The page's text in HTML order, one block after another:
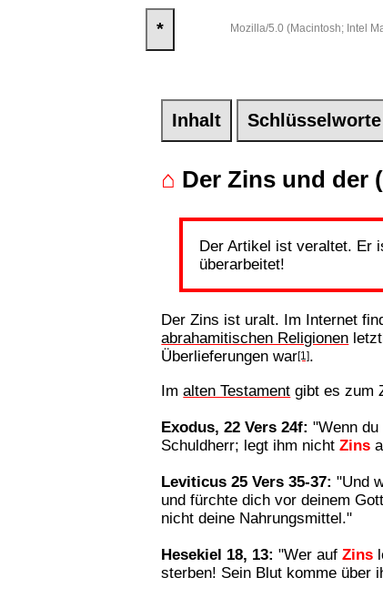
* Mozilla/5.0 (Macintosh; Intel
Inhalt Schlüsselworte
⌂ Der Zins und der
Der Artikel ist veraltet. Er
überarbeitet!
Der Zins ist uralt. Im Internet
abrahamitischen Religionen
Überlieferungen war[1].
Imalten Testament gibt es zum
Exodus, 22 Vers 24f: "Wenn
Schuldherr; legt ihm nichtZins
Leviticus 25 Vers 35-37: "Und
und fürchte dich vor deinem
nicht deine Nahrungsmittel."
Hesekiel 18, 13: "Wer aufZins
sterben! Sein Blut komme über